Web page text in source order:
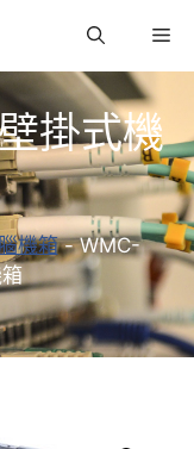
掛式機
機箱-WMC-